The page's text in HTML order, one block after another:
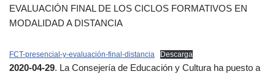
EVALUACIÓN FINAL DE LOS CICLOS FORMATIVOS EN
MODALIDAD A DISTANCIA
FCT-presencial-y-evaluación-final-distancia Descarga
2020-04-29. La Consejería de Educación y Cultura ha puesto a